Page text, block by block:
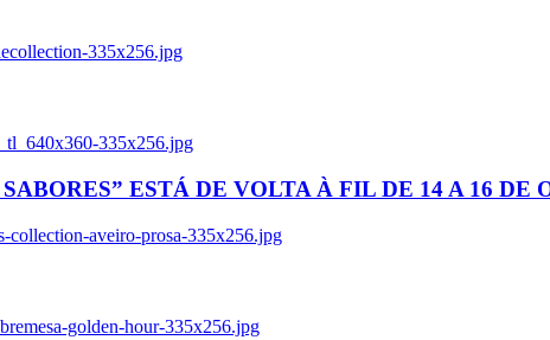
335x256.jpg
335x256.jpg
ESTÁ DE VOLTA À FIL DE 14 A 16 DE
collection-aveiro-prosa-335x256.jpg
golden-hour-335x256.jpg